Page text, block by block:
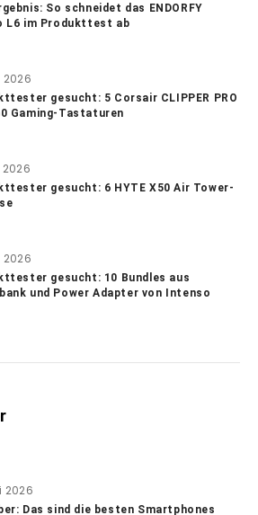
So schneidet das ENDORFY
L6 im Produkttest ab
2026
gesucht: 5 Corsair CLIPPER PRO
Gaming-Tastaturen
2026
gesucht: 6 HYTE X50 Air Tower-
2026
gesucht: 10 Bundles aus
und Power Adapter von Intenso
2026
Das sind die besten Smartphones